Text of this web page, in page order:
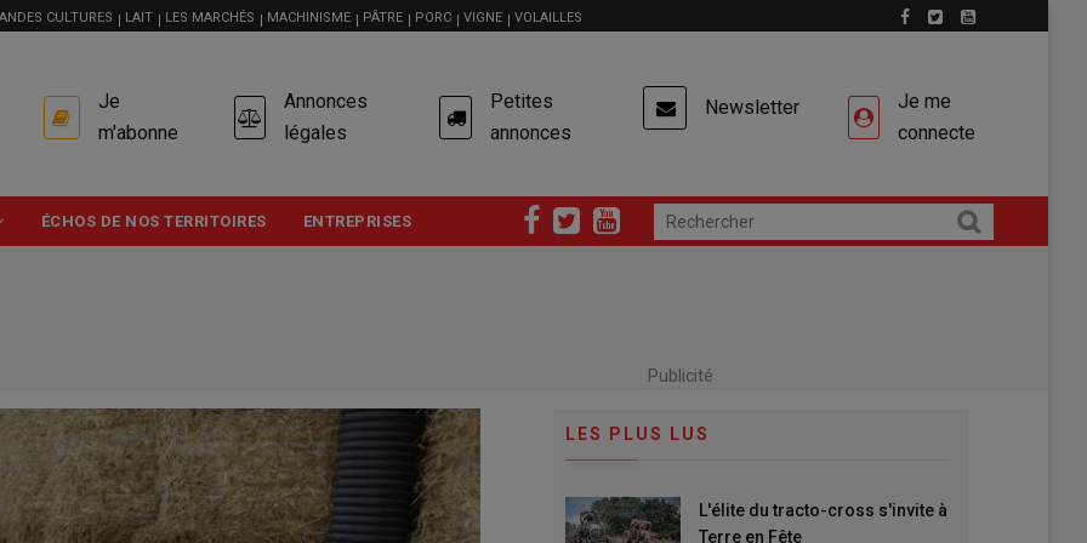
CULTURES LAIT LES MARCHÉS MACHINISME PÂTRE PORC VIGNE VOLAILLES
USER
ACCOUNT
MENU
Je
m'abonne
Annonces
légales
Petites
annonces
Newsletter
Je me
connecte
ÉCHOS DE NOS TERRITOIRES ENTREPRISES
Publicité
LES PLUS LUS
L'élite du tracto-cross s'invite à
Terre en Fête